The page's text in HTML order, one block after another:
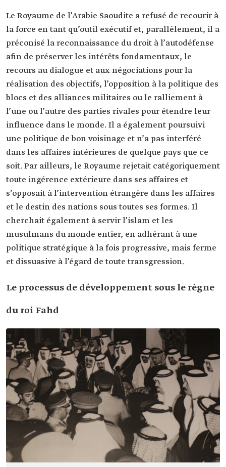
Le Royaume de l’Arabie Saoudite a refusé de recourir à
la force en tant qu’outil exécutif et, parallèlement, il a
préconisé la reconnaissance du droit à l’autodéfense
afin de préserver les intérêts fondamentaux, le
recours au dialogue et aux négociations pour la
réalisation des objectifs, l’opposition à la politique des
blocs et des alliances militaires ou le ralliement à
l’une ou l’autre des parties rivales pour étendre leur
influence dans le monde. Il a également poursuivi
une politique de bon voisinage et n’a pas interféré
dans les affaires intérieures de quelque pays que ce
soit. Par ailleurs, le Royaume rejetait catégoriquement
toute ingérence extérieure dans ses affaires et
s’opposait à l’intervention étrangère dans les affaires
et le destin des nations sous toutes ses formes. Il
cherchait également à servir l’islam et les
musulmans du monde entier, en adhérant à une
politique stratégique à la fois progressive, mais ferme
et dissuasive à l’égard de toute transgression.
Le processus de développement sous le règne
du roi Fahd